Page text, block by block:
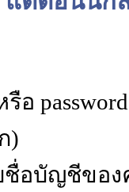
รือ
)
ชื่อบัญชีขอ